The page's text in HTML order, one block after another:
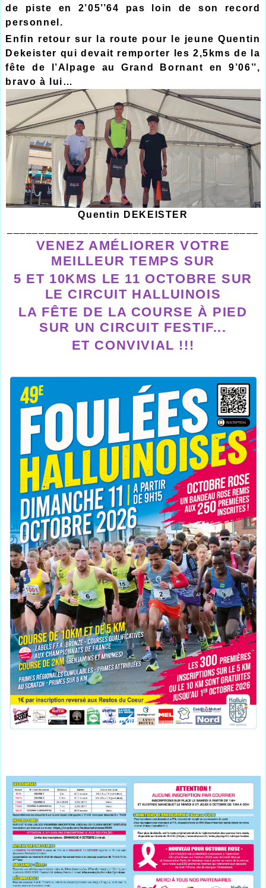
de piste en 2’05’’64 pas loin de son record
personnel.
Enfin retour sur la route pour le jeune Quentin
Dekeister qui devait remporter les 2,5kms de la
fête de l’Alpage au Grand Bornant en 9’06’’,
bravo à lui…
Quentin DEKEISTER
VENEZ AMÉLIORER VOTRE
MEILLEUR TEMPS SUR
5 ET 10KMS LE 11 OCTOBRE SUR
LE CIRCUIT HALLUINOIS
LA FÊTE DE LA COURSE À PIED
SUR UN CIRCUIT FESTIF...
ET CONVIVIAL !!!